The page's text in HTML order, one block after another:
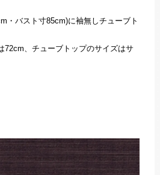
・バスト寸85cm)に袖無しチューブト
72cm、チューブトップのサイズはサ